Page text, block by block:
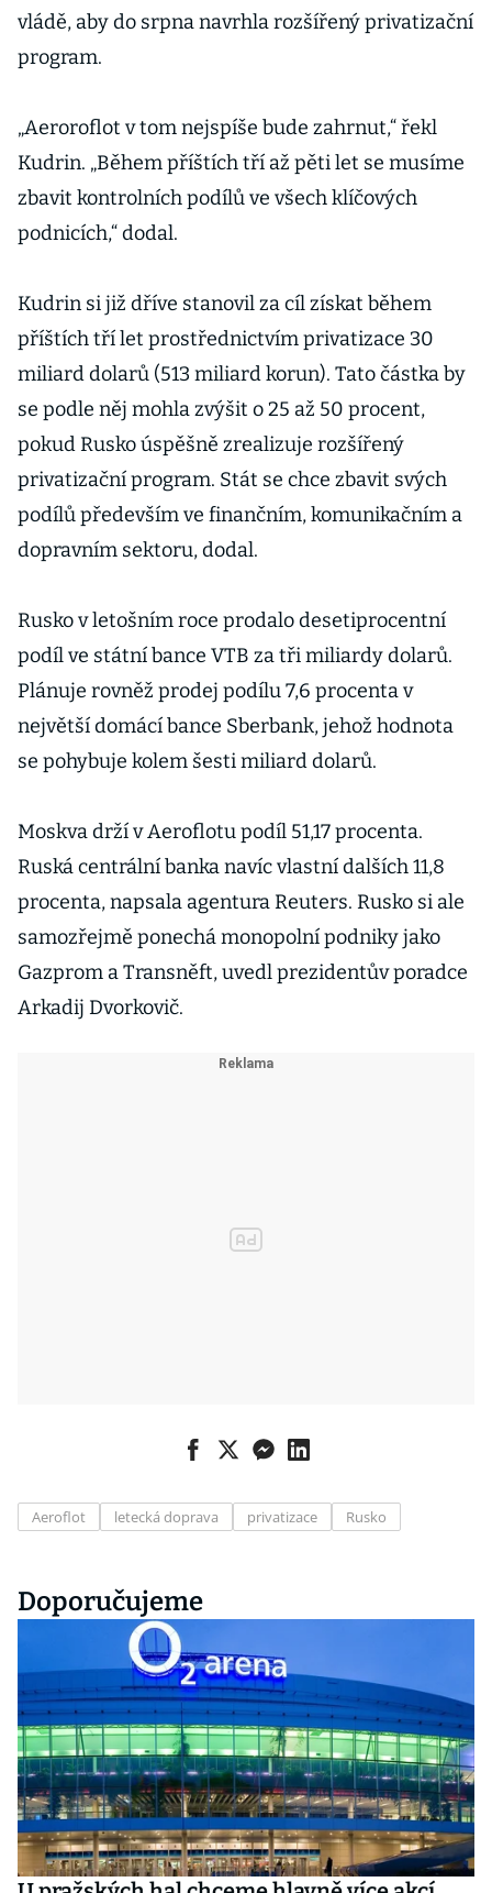
vládě, aby do srpna navrhla rozšířený privatizační
program.
„Aeroroflot v tom nejspíše bude zahrnut,“ řekl
Kudrin. „Během příštích tří až pěti let se musíme
zbavit kontrolních podílů ve všech klíčových
podnicích,“ dodal.
Kudrin si již dříve stanovil za cíl získat během
příštích tří let prostřednictvím privatizace 30
miliard dolarů (513 miliard korun). Tato částka by
se podle něj mohla zvýšit o 25 až 50 procent,
pokud Rusko úspěšně zrealizuje rozšířený
privatizační program. Stát se chce zbavit svých
podílů především ve finančním, komunikačním a
dopravním sektoru, dodal.
Rusko v letošním roce prodalo desetiprocentní
podíl ve státní bance VTB za tři miliardy dolarů.
Plánuje rovněž prodej podílu 7,6 procenta v
největší domácí bance Sberbank, jehož hodnota
se pohybuje kolem šesti miliard dolarů.
Moskva drží v Aeroflotu podíl 51,17 procenta.
Ruská centrální banka navíc vlastní dalších 11,8
procenta, napsala agentura Reuters. Rusko si ale
samozřejmě ponechá monopolní podniky jako
Gazprom a Transněft, uvedl prezidentův poradce
Arkadij Dvorkovič.
Aeroflot letecká doprava privatizace Rusko
Doporučujeme